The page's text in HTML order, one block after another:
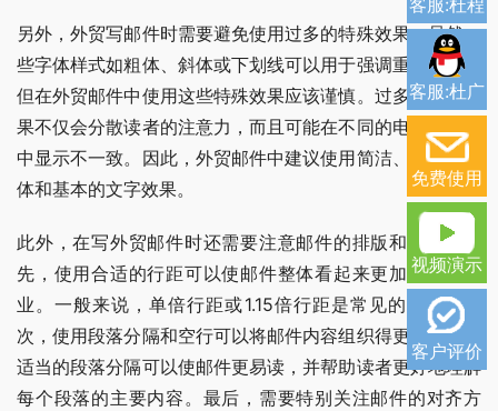
另外，外贸写邮件时需要避免使用过多的特殊效果。虽然一
些字体样式如粗体、斜体或下划线可以用于强调重要信息，
但在外贸邮件中使用这些特殊效果应该谨慎。过多的特殊效
果不仅会分散读者的注意力，而且可能在不同的电脑和邮箱
中显示不一致。因此，外贸邮件中建议使用简洁、清晰的字
体和基本的文字效果。
此外，在写外贸邮件时还需要注意邮件的排版和格式。首
先，使用合适的行距可以使邮件整体看起来更加整齐和专
业。一般来说，单倍行距或1.15倍行距是常见的选择。其
次，使用段落分隔和空行可以将邮件内容组织得更加清晰。
适当的段落分隔可以使邮件更易读，并帮助读者更好地理解
每个段落的主要内容。最后，需要特别关注邮件的对齐方
客服:杜程
客服:杜广
免费使用
视频演示
客户评价